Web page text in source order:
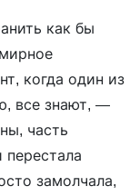
как бы
когда один из
все знают, —
часть
замолчала,